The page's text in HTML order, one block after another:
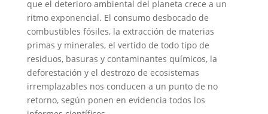
que el deterioro ambiental del planeta crece a un
ritmo exponencial. El consumo desbocado de
combustibles fósiles, la extracción de materias
primas y minerales, el vertido de todo tipo de
residuos, basuras y contaminantes químicos, la
deforestación y el destrozo de ecosistemas
irremplazables nos conducen a un punto de no
retorno, según ponen en evidencia todos los